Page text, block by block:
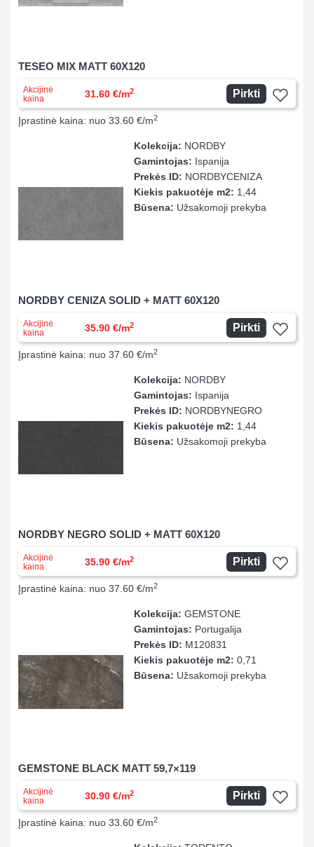
TESEO MIX MATT 60X120
Akcijinė
kaina
31.60 €/m2 Pirkti
Įprastinė kaina: nuo 33.60 €/m2
Kolekcija: NORDBY
Gamintojas: Ispanija
Prekės ID: NORDBYCENIZA
Kiekis pakuotėje m2: 1,44
Būsena: Užsakomoji prekyba
NORDBY CENIZA SOLID + MATT 60X120
Akcijinė
kaina
35.90 €/m2 Pirkti
Įprastinė kaina: nuo 37.60 €/m2
Kolekcija: NORDBY
Gamintojas: Ispanija
Prekės ID: NORDBYNEGRO
Kiekis pakuotėje m2: 1,44
Būsena: Užsakomoji prekyba
NORDBY NEGRO SOLID + MATT 60X120
Akcijinė
kaina
35.90 €/m2 Pirkti
Įprastinė kaina: nuo 37.60 €/m2
Kolekcija: GEMSTONE
Gamintojas: Portugalija
Prekės ID: M120831
Kiekis pakuotėje m2: 0,71
Būsena: Užsakomoji prekyba
GEMSTONE BLACK MATT 59,7×119
Akcijinė
kaina
30.90 €/m2 Pirkti
Įprastinė kaina: nuo 33.60 €/m2